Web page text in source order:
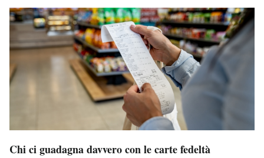
Chi ci guadagna davvero con le carte fedeltà